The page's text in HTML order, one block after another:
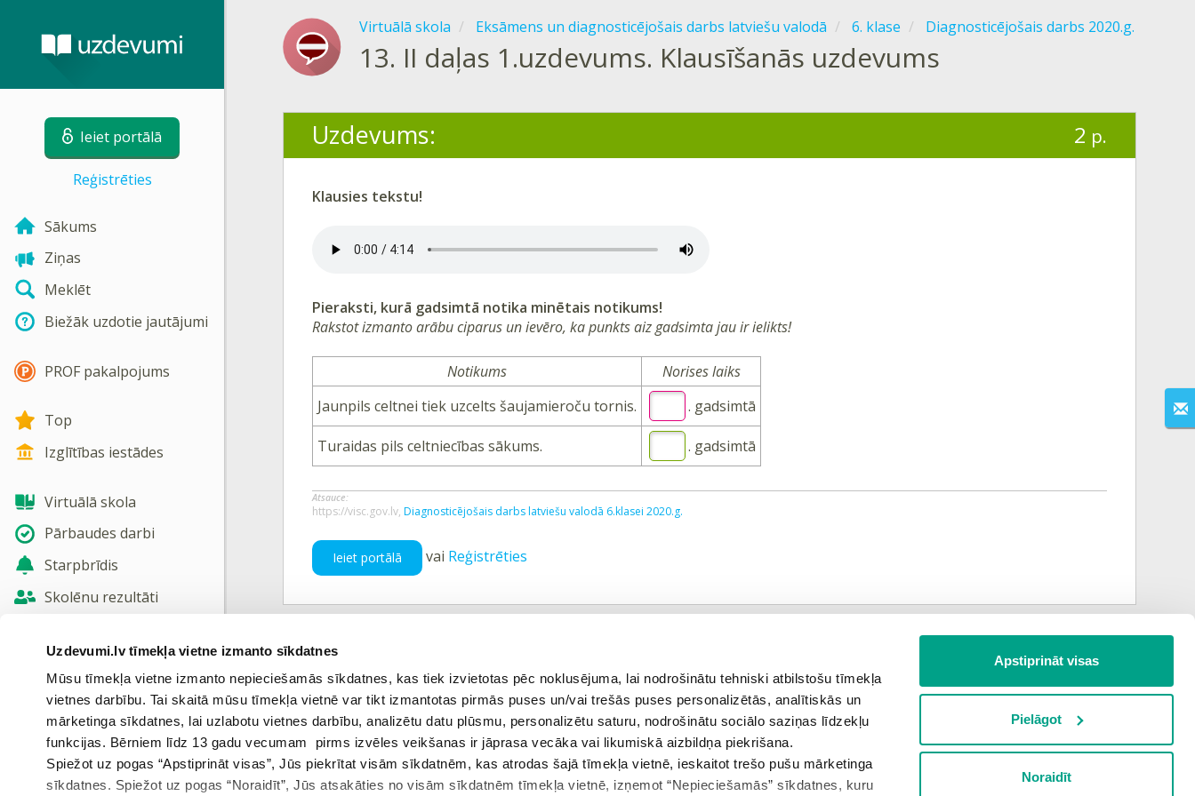
Uzdevumi.lv tīmekļa vietne izmanto sīkdatnes
Mūsu tīmekļa vietne izmanto nepieciešamās sīkdatnes, kas tiek izvietotas pēc noklusējuma, lai nodrošinātu tehniski atbilstošu tīmekļa
vietnes darbību. Tai skaitā mūsu tīmekļa vietnē var tikt izmantotas pirmās puses un/vai trešās puses personalizētās, analītiskās un
mārketinga sīkdatnes, lai uzlabotu vietnes darbību, analizētu datu plūsmu, personalizētu saturu, nodrošinātu sociālo saziņas līdzekļu
funkcijas. Bērniem līdz 13 gadu vecumam pirms izvēles veikšanas ir jāprasa vecāka vai likumiskā aizbildņa piekrišana.
Spiežot uz pogas “Apstiprināt visas”, Jūs piekrītat visām sīkdatnēm, kas atrodas šajā tīmekļa vietnē, ieskaitot trešo pušu mārketinga
sīkdatnes. Spiežot uz pogas “Noraidīt”, Jūs atsakāties no visām sīkdatnēm tīmekļa vietnē, izņemot “Nepieciešamās” sīkdatnes, kuru
Apstiprināt visas
Pielāgot
Noraidīt
Ieiet portālā
Reģistrēties
Sākums
Ziņas
Meklēt
Biežāk uzdotie jautājumi
PROF pakalpojums
Top
Izglītības iestādes
Virtuālā skola
Pārbaudes darbi
Starpbrīdis
Skolēnu rezultāti
Nosūtīt atsauksmi
Skatīt vairāk
Virtuālā skola Eksāmens un diagnosticējošais darbs latviešu valodā 6. klase Diagnosticējošais darbs 2020.g.
13. II daļas 1.uzdevums. Klausīšanās uzdevums
Uzdevums: 2 p.
Klausies tekstu!
Pieraksti, kurā gadsimtā notika minētais notikums!
Rakstot izmanto arābu ciparus un ievēro, ka punkts aiz gadsimta jau ir ielikts!
Notikums
Norises laiks
Jaunpils celtnei tiek uzcelts šaujamieroču tornis.
. gadsimtā
Turaidas pils celtniecības sākums. . gadsimtā
Atsauce:
https://visc.gov.lv, Diagnosticējošais darbs latviešu valodā 6.klasei 2020.g.
Ieiet portālā vai Reģistrēties
Iepriekšējais uzdevums Atgriezties tēmā Nākamais uzdevums